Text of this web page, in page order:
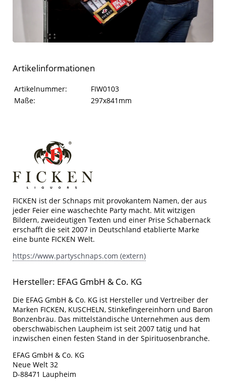
Artikelinformationen
Artikelinformationen
Eigenschaft Wert
Artikelnummer:
FIW0103
Maße:
297x841mm
FICKEN ist der Schnaps mit provokantem Namen, der aus
jeder Feier eine waschechte Party macht. Mit witzigen
Bildern, zweideutigen Texten und einer Prise Schabernack
erschafft die seit 2007 in Deutschland etablierte Marke
eine bunte FICKEN Welt.
https://www.partyschnaps.com (extern)
Hersteller: EFAG GmbH & Co. KG
Die EFAG GmbH & Co. KG ist Hersteller und Vertreiber der
Marken FICKEN, KUSCHELN, Stinkefingereinhorn und Baron
Bonzenbräu. Das mittelständische Unternehmen aus dem
oberschwäbischen Laupheim ist seit 2007 tätig und hat
inzwischen einen festen Stand in der Spirituosenbranche.
EFAG GmbH & Co. KG
Neue Welt 32
D-88471 Laupheim